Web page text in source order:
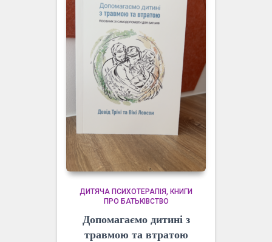
ДИТЯЧА ПСИХОТЕРАПІЯ
КНИГИ
ПРО БАТЬКІВСТВО
Допомагаємо дитині з
травмою та втратою